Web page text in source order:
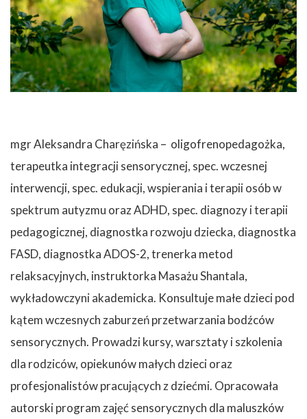
mgr Aleksandra Charęzińska – oligofrenopedagożka,
terapeutka integracji sensorycznej, spec. wczesnej
interwencji, spec. edukacji, wspierania i terapii osób w
spektrum autyzmu oraz ADHD, spec. diagnozy i terapii
pedagogicznej, diagnostka rozwoju dziecka, diagnostka
FASD, diagnostka ADOS-2, trenerka metod
relaksacyjnych, instruktorka Masażu Shantala,
wykładowczyni akademicka. Konsultuje małe dzieci pod
kątem wczesnych zaburzeń przetwarzania bodźców
sensorycznych. Prowadzi kursy, warsztaty i szkolenia
dla rodziców, opiekunów małych dzieci oraz
profesjonalistów pracujących z dziećmi. Opracowała
autorski program zajęć sensorycznych dla maluszków